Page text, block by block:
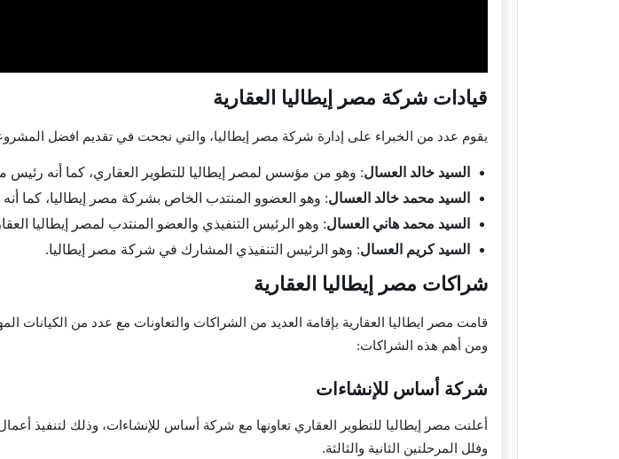
قيادات شركة مصر إيطاليا العقارية
يقوم عدد من الخبراء على إدارة شركة مصر إيطاليا، والتي نجحت في تقديم افضل
السيد خالد العسال: وهو من مؤسس لمصر إيطاليا للتطوير العقاري، كما أنه رئيس
السيد محمد خالد العسال: وهو العضوو المنتدب الخاص بشركة مصر إيطاليا، كما أنه
السيد محمد هاني العسال: وهو الرئيس التنفيذي والعضو المنتدب لمصر إيطاليا
السيد كريم العسال: وهو الرئيس التنفيذي المشارك في شركة مصر إيطاليا.
شراكات مصر إيطاليا العقارية
قامت مصر ايطاليا العقارية بإقامة العديد من الشراكات والتعاونات مع عدد من
ومن أهم هذه الشراكات:
شركة أساس للإنشاءات
أعلنت مصر إيطاليا للتطوير العقاري تعاونها مع شركة أساس للإنشاءات، وذلك لتنفيذ
وفلل المرحلتين الثانية والثالثة.